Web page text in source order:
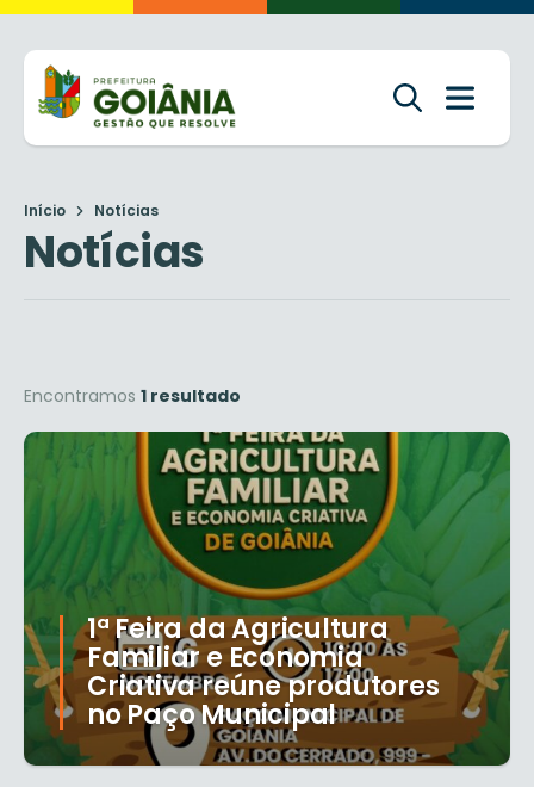
Início Notícias
Notícias
Encontramos 1 resultado
1ª Feira da Agricultura
Familiar e Economia
Criativa reúne produtores
no Paço Municipal